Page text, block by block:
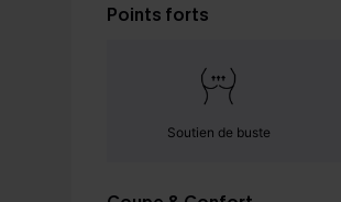
Points forts
Soutien de buste